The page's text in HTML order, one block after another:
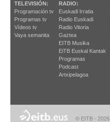
TELEVISIÓN:
Programación tv
Programas tv
Vídeos tv
Vaya semanita
RADIO:
Euskadi Irratia
Radio Euskadi
Radio Vitoria
Gaztea
EITB Musika
EiTB Euskal Kantak
Programas
Podcast
Artxipelagoa
© EITB - 2026